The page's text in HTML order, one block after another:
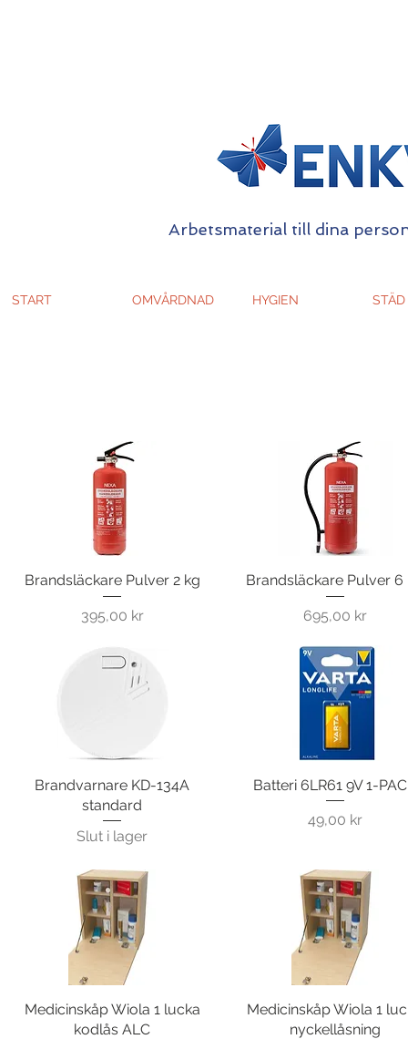
Arbetsmaterial till dina
START OMVÅRDNAD HYGIEN STÄD
Snabbvisning
Brandsläckare Pulver 2 kg
Pris
395,00 kr
Snabbvisning
Brandsläckare Pulver 6
Pris
695,00 kr
Snabbvisning
Brandvarnare KD-134A
standard
Slut i lager
Snabbvisning
Batteri 6LR61 9V 1-
Pris
49,00 kr
Snabbvisning
Medicinskåp Wiola 1 lucka
kodlås ALC
Snabbvisning
Medicinskåp Wiola 1
nyckellåsning